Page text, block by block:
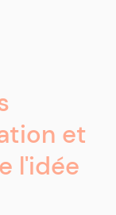
et
l'idée